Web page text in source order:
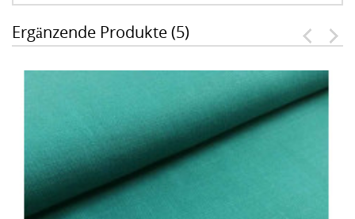
Ergänzende Produkte (5)